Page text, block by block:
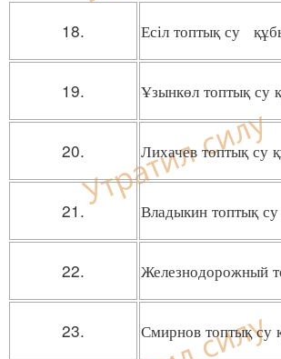
18. Есіл топтық су
19. Ұзынкөл топтық су
20. Лихачев топтық су
21. Владыкин топтық
22. Железнодорожный
23. Смирнов топтық су